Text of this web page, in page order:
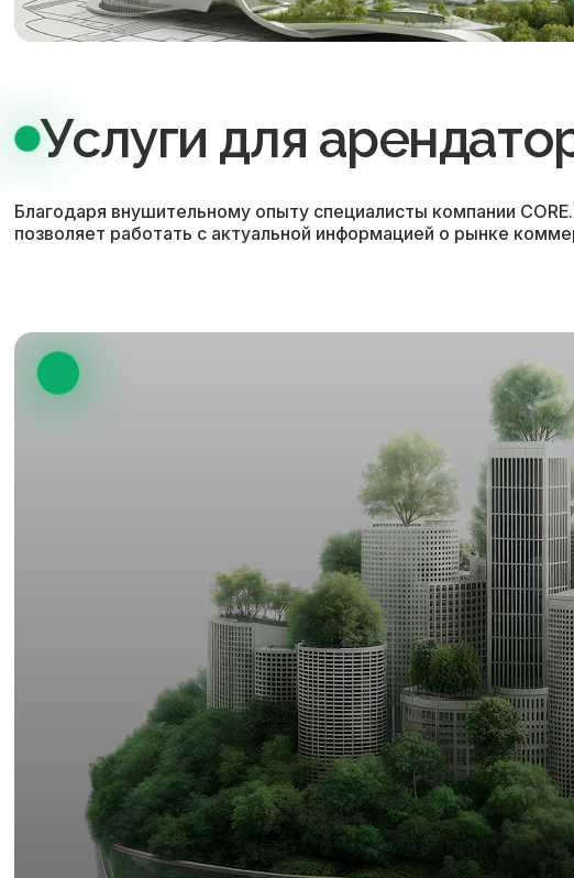
Услуги для
Благодаря внушительному опыту специалисты компании
позволяет работать с актуальной информацией о рынке